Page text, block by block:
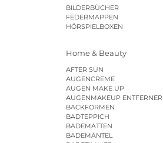
BILDERBÜCHER
FEDERMAPPEN
HÖRSPIELBOXEN
Home & Beauty
AFTER SUN
AUGENCREME
AUGEN MAKE UP
AUGENMAKEUP ENTFERNER
BACKFORMEN
BADTEPPICH
BADEMATTEN
BADEMÄNTEL